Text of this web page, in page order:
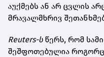
აუქმებს ან არ ცვლის
მრავალმხრივ
Reuters-სწერს, რომ
შეშფოთებულია